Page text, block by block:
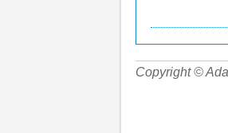
Copyright ©